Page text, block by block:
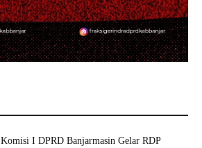
Komisi I DPRD Banjarmasin Gelar RDP